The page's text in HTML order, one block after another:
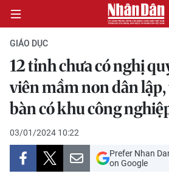
CHÍNH TRỊ
KINH TẾ
VĂN HÓA
XÃ HỘI
GIÁO DỤC
12 tỉnh chưa có nghị
viên mầm non dân
bàn có khu công
03/01/2024 10:22
Prefer Nhan
on Google